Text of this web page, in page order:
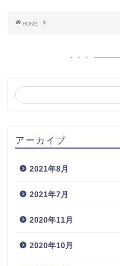
HOME
アーカイブ
2021年8月
2021年7月
2020年11月
2020年10月